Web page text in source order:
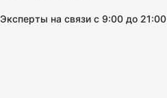
Эксперты на связи с 9:00 до 21:00